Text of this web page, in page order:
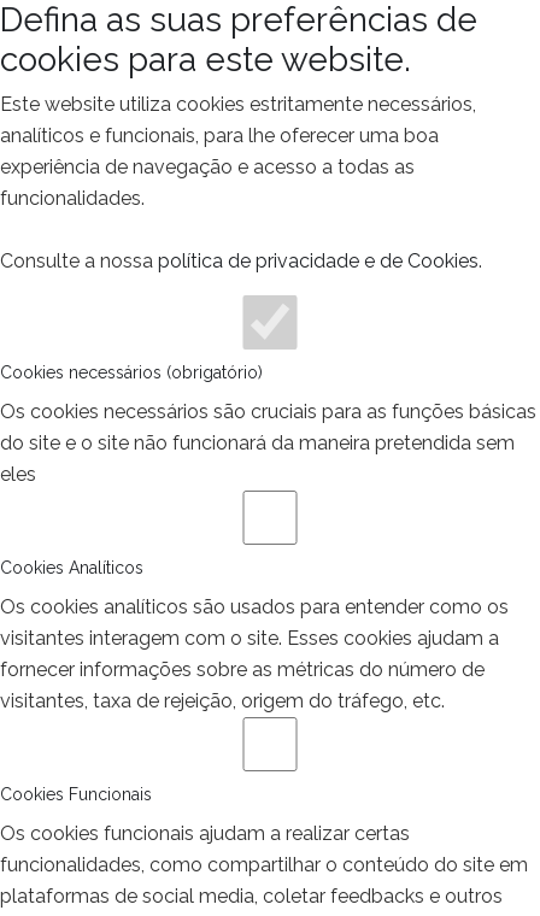
Defina as suas preferências de
cookies para este website.
Este website utiliza cookies estritamente necessários,
analíticos e funcionais, para lhe oferecer uma boa
experiência de navegação e acesso a todas as
funcionalidades.
Consulte a nossa política de privacidade e de Cookies.
Cookies necessários (obrigatório)
Os cookies necessários são cruciais para as funções básicas
do site e o site não funcionará da maneira pretendida sem
eles
Cookies Analíticos
Os cookies analíticos são usados para entender como os
visitantes interagem com o site. Esses cookies ajudam a
fornecer informações sobre as métricas do número de
visitantes, taxa de rejeição, origem do tráfego, etc.
Cookies Funcionais
Os cookies funcionais ajudam a realizar certas
funcionalidades, como compartilhar o conteúdo do site em
plataformas de social media, coletar feedbacks e outros